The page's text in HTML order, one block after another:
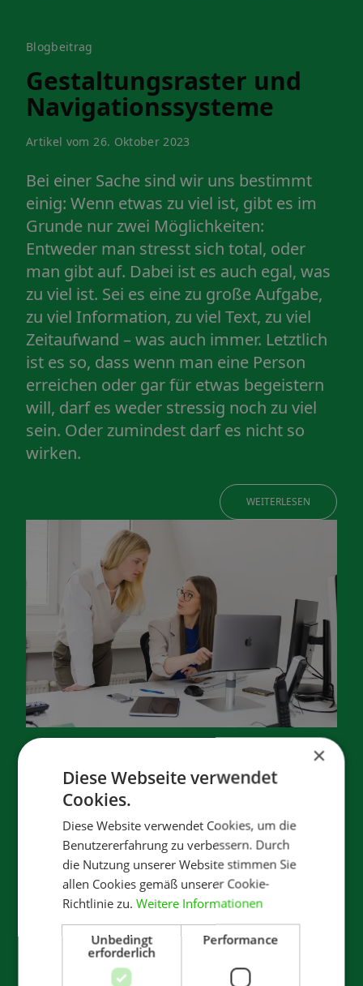
Blogbeitrag
Gestaltungsraster und
Navigationssysteme
Artikel vom 26. Oktober 2023
Bei einer Sache sind wir uns bestimmt
einig: Wenn etwas zu viel ist, gibt es im
Grunde nur zwei Möglichkeiten:
Entweder man stresst sich total, oder
man gibt auf. Dabei ist es auch egal, was
zu viel ist. Sei es eine zu große Aufgabe,
zu viel Information, zu viel Text, zu viel
Zeitaufwand – was auch immer. Letztlich
ist es so, dass wenn man eine Person
erreichen oder gar für etwas begeistern
will, darf es weder stressig noch zu viel
sein. Oder zumindest darf es nicht so
wirken.
WEITERLESEN
Blogbeitrag
Virtuelles
Produkterleben mit 3D
Animationen
Artikel vom 12. Oktober 2023
Bei der gewaltigen Informationsflut, die
uns und Ihre Kunden tagtäglich überrollt,
×
Diese Webseite verwendet
Cookies.
Diese Website verwendet Cookies, um die
Benutzererfahrung zu verbessern. Durch
die Nutzung unserer Website stimmen Sie
allen Cookies gemäß unserer Cookie-
Richtlinie zu.Weitere Informationen
Unbedingt
erforderlich
Performance